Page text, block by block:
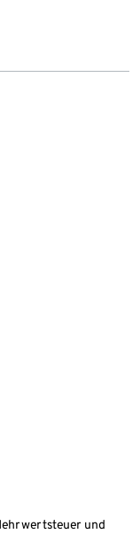
und